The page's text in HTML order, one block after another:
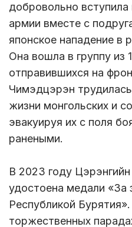
добровольно
армии вместе с
японское нападение в
Она вошла в группу из
отправившихся на
Чимэдцэрэн
жизни монгольских и
эвакуируя их с поля
ранеными.
В 2023 году
удостоена медали «За
Республикой
торжественных